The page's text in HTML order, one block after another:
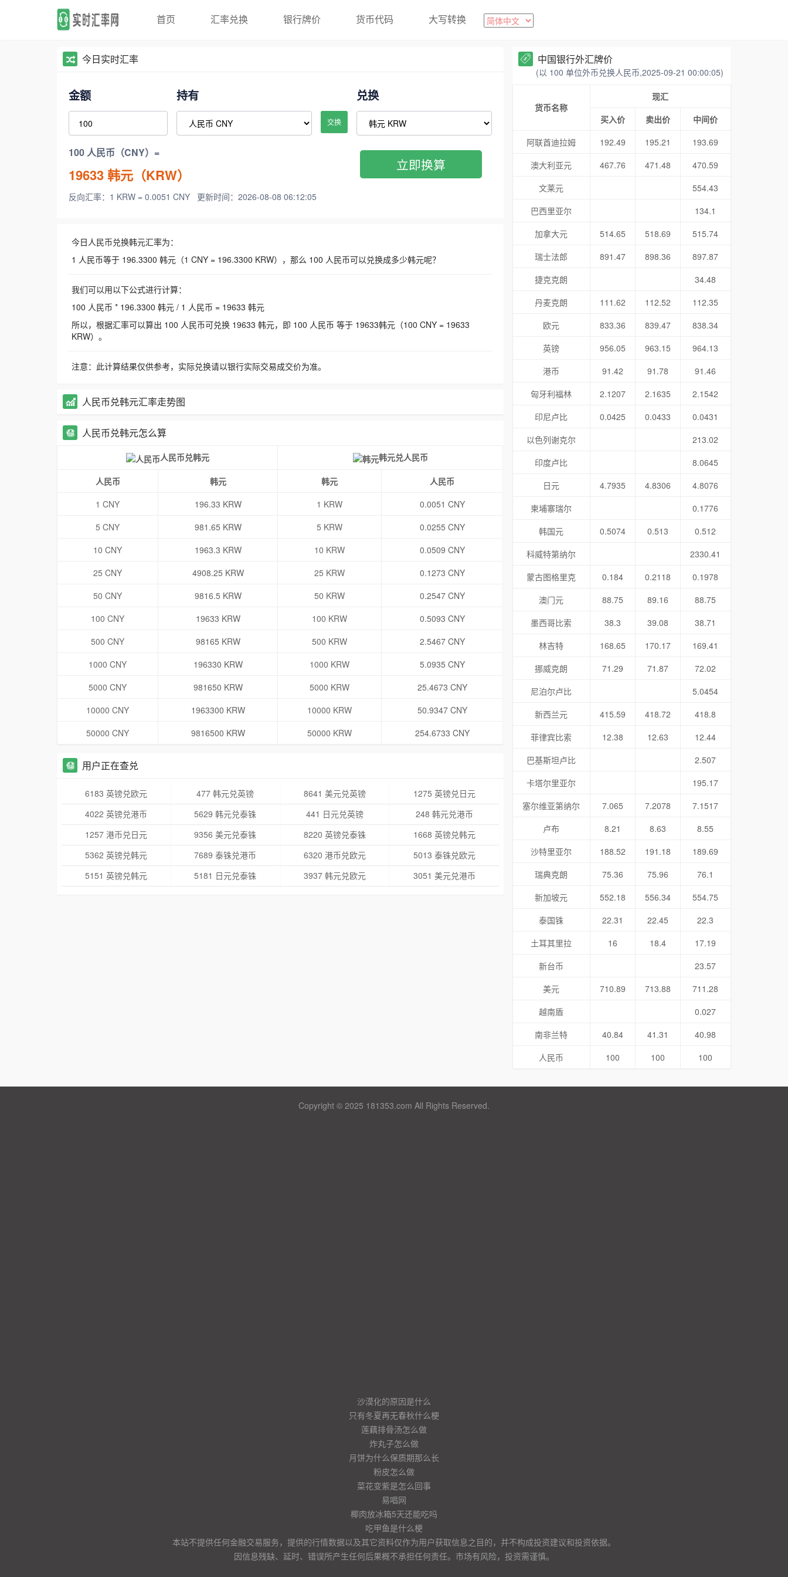
首页 汇率兑换 银行牌价 货币代码 大写转换
今日实时汇率
金额 持有
交换
兑换
100 人民币（CNY）=
19633韩元（KRW）
反向汇率：1 KRW = 0.0051 CNY 更新时间：2026-08-08 06:12:05
立即换算
今日人民币兑换韩元汇率为：
1 人民币等于 196.3300 韩元（1 CNY = 196.3300 KRW），那么 100 人民币可以兑换成多少韩元呢？
我们可以用以下公式进行计算：
100 人民币 * 196.3300 韩元 / 1 人民币 = 19633 韩元
所以，根据汇率可以算出 100 人民币可兑换 19633 韩元，即 100 人民币 等于 19633韩元（100 CNY = 19633
KRW）。
注意：此计算结果仅供参考，实际兑换请以银行实际交易成交价为准。
人民币兑韩元汇率走势图
人民币兑韩元怎么算
人民币兑韩元 韩元兑人民币
人民币 韩元 韩元
人民币
1 CNY
196.33 KRW 1 KRW
0.0051 CNY
5 CNY
981.65 KRW 5 KRW
0.0255 CNY
10 CNY
1963.3 KRW 10 KRW
0.0509 CNY
25 CNY
4908.25 KRW 25 KRW
0.1273 CNY
50 CNY
9816.5 KRW 50 KRW
0.2547 CNY
100 CNY
19633 KRW 100 KRW
0.5093 CNY
500 CNY
98165 KRW 500 KRW
2.5467 CNY
1000 CNY
196330 KRW 1000 KRW
5.0935 CNY
5000 CNY
981650 KRW 5000 KRW
25.4673 CNY
10000 CNY
1963300 KRW 10000 KRW
50.9347 CNY
50000 CNY
9816500 KRW 50000 KRW 254.6733 CNY
用户正在查兑
6183 英镑兑欧元 477 韩元兑英镑 8641 美元兑英镑
1275 英镑兑日元
4022 英镑兑港币
5629 韩元兑泰铢 441 日元兑英镑
248 韩元兑港币
1257 港币兑日元
9356 美元兑泰铢 8220 英镑兑泰铢
1668 英镑兑韩元
5362 英镑兑韩元
7689 泰铢兑港币 6320 港币兑欧元
5013 泰铢兑欧元
5151 英镑兑韩元
5181 日元兑泰铢 3937 韩元兑欧元 3051 美元兑港币
中国银行外汇牌价
(以 100 单位外币兑换人民币,2025-09-21 00:00:05)
货币名称
现汇
买入价
卖出价
中间价
阿联酋迪拉姆
192.49 195.21
193.69
澳大利亚元
467.76 471.48
470.59
文莱元
554.43
巴西里亚尔
134.1
加拿大元
514.65 518.69
515.74
瑞士法郎
891.47 898.36
897.87
捷克克朗
34.48
丹麦克朗
111.62 112.52
112.35
欧元
833.36 839.47
838.34
英镑
956.05 963.15
964.13
港币
91.42 91.78
91.46
匈牙利福林
2.1207 2.1635
2.1542
印尼卢比
0.0425 0.0433
0.0431
以色列谢克尔
213.02
印度卢比
8.0645
日元
4.7935 4.8306
4.8076
柬埔寨瑞尔
0.1776
韩国元
0.5074 0.513
0.512
科威特第纳尔
2330.41
蒙古图格里克
0.184 0.2118
0.1978
澳门元
88.75 89.16
88.75
墨西哥比索
38.3 39.08
38.71
林吉特
168.65 170.17
169.41
挪威克朗
71.29 71.87
72.02
尼泊尔卢比
5.0454
新西兰元
415.59 418.72
418.8
菲律宾比索
12.38 12.63
12.44
巴基斯坦卢比
2.507
卡塔尔里亚尔
195.17
塞尔维亚第纳尔
7.065 7.2078
7.1517
卢布
8.21 8.63
8.55
沙特里亚尔
188.52 191.18
189.69
瑞典克朗
75.36 75.96
76.1
新加坡元
552.18 556.34
554.75
泰国铢
22.31 22.45
22.3
土耳其里拉
16 18.4
17.19
新台币
23.57
美元
710.89 713.88
711.28
越南盾
0.027
南非兰特
40.84 41.31
40.98
人民币
100 100 100
Copyright © 2025 181353.com All Rights Reserved.
沙漠化的原因是什么
只有冬夏再无春秋什么梗
莲藕排骨汤怎么做
炸丸子怎么做
月饼为什么保质期那么长
粉皮怎么做
菜花变紫是怎么回事
易唱网
椰肉放冰箱5天还能吃吗
吃甲鱼是什么梗
本站不提供任何金融交易服务，提供的行情数据以及其它资料仅作为用户获取信息之目的，并不构成投资建议和投资依据。
因信息残缺、延时、错误所产生任何后果概不承担任何责任。市场有风险，投资需谨慎。